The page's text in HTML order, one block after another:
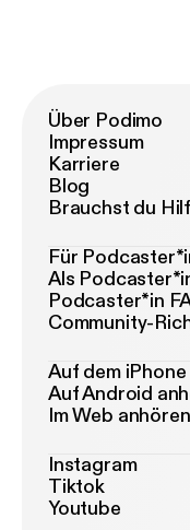
Über Podimo
Impressum
Karriere
Blog
Brauchst du
Für
Als
Podcaster*in
Community-
Auf dem
Auf Android
Im Web anhören
Instagram
Tiktok
Youtube